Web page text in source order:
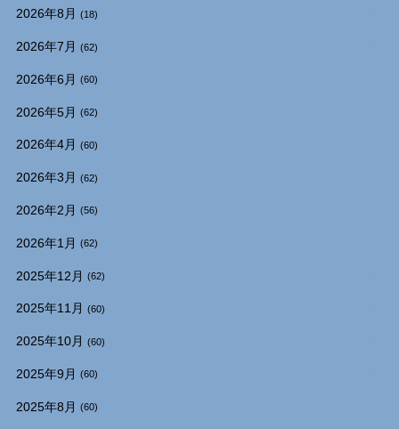
2026年8月 (18)
2026年7月 (62)
2026年6月 (60)
2026年5月 (62)
2026年4月 (60)
2026年3月 (62)
2026年2月 (56)
2026年1月 (62)
2025年12月 (62)
2025年11月 (60)
2025年10月 (60)
2025年9月 (60)
2025年8月 (60)